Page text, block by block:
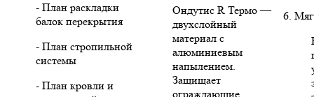
- План раскладки
балок перекрытия
- План стропильной
системы
- План кровли и
Ондутис R Термо —
двухслойный
материал с
алюминиевым
напылением.
Защищает
ограждающие
6.